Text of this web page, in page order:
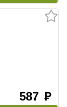
587 руб